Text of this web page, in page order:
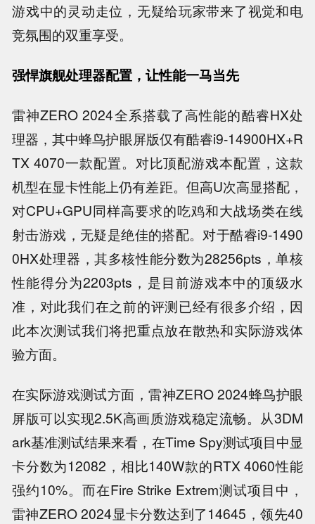
游戏中的灵动走位，无疑给玩家带来了视觉和电
竞氛围的双重享受。
强悍旗舰处理器配置，让性能一马当先
雷神ZERO 2024全系搭载了高性能的酷睿HX处
理器，其中蜂鸟护眼屏版仅有酷睿i9-14900HX+R
TX 4070一款配置。对比顶配游戏本配置，这款
机型在显卡性能上仍有差距。但高U次高显搭配，
对CPU+GPU同样高要求的吃鸡和大战场类在线
射击游戏，无疑是绝佳的搭配。对于酷睿i9-1490
0HX处理器，其多核性能分数为28256pts，单核
性能得分为2203pts，是目前游戏本中的顶级水
准，对此我们在之前的评测已经有很多介绍，因
此本次测试我们将把重点放在散热和实际游戏体
验方面。
在实际游戏测试方面，雷神ZERO 2024蜂鸟护眼
屏版可以实现2.5K高画质游戏稳定流畅。从3DM
ark基准测试结果来看，在Time Spy测试项目中显
卡分数为12082，相比140W款的RTX 4060性能
强约10%。而在Fire Strike Extrem测试项目中，
雷神ZERO 2024显卡分数达到了14645，领先40